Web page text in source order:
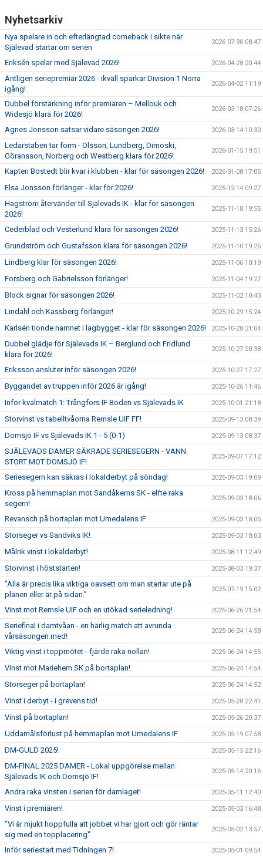
Nyhetsarkiv
Nya spelare in och efterlängtad comeback i sikte när
Själevad startar om serien
2026-07-30 08:47
Eriksén spelar med Själevad 2026! 2026-04-28 20:44
Äntligen seriepremiär 2026 - ikväll sparkar Division 1 Norra
igång!
2026-04-02 11:19
Dubbel förstärkning inför premiären – Mellouk och
Widesjö klara för 2026!
2026-03-18 07:26
Agnes Jonsson satsar vidare säsongen 2026! 2026-03-14 10:30
Ledarstaben tar form - Olsson, Lundberg, Dimoski,
Göransson, Norberg och Westberg klara för 2026!
2026-01-15 19:51
Kapten Bostedt blir kvar i klubben - klar för säsongen 2026! 2026-01-08 17:05
Elsa Jonsson förlänger - klar för 2026! 2025-12-14 09:27
Hagström återvänder till Själevads IK - klar för säsongen
2026!
2025-11-18 19:55
Cederblad och Vesterlund klara för säsongen 2026! 2025-11-13 15:26
Grundström och Gustafsson klara för säsongen 2026! 2025-11-10 19:25
Lindberg klar för säsongen 2026! 2025-11-06 10:19
Forsberg och Gabrielsson förlänger! 2025-11-04 19:27
Block signar för säsongen 2026! 2025-11-02 10:43
Lindahl och Kassberg förlänger! 2025-10-29 15:24
Karlsén tionde namnet i lagbygget - klar för säsongen 2026! 2025-10-28 21:04
Dubbel glädje för Själevads IK – Berglund och Fridlund
klara för 2026!
2025-10-27 20:38
Eriksson ansluter inför säsongen 2026! 2025-10-27 17:27
Byggandet av truppen inför 2026 är igång! 2025-10-26 11:46
Inför kvalmatch 1: Trångfors IF Boden vs Själevads IK 2025-10-01 21:18
Storvinst vs tabelltvåorna Remsle UIF FF! 2025-09-13 08:39
Domsjö IF vs Själevads IK 1 - 5 (0-1) 2025-09-13 08:37
SJÄLEVADS DAMER SÄKRADE SERIESEGERN - VANN
STORT MOT DOMSJÖ IF!
2025-09-07 17:12
Seriesegern kan säkras i lokalderbyt på söndag! 2025-09-03 19:09
Kross på hemmaplan mot Sandåkerns SK - elfte raka
segern!
2025-09-03 18:06
Revansch på bortaplan mot Umedalens IF 2025-09-03 18:05
Storseger vs Sandviks IK! 2025-09-03 18:03
Målrik vinst i lokalderbyt! 2025-08-11 12:49
Storvinst i höststarten! 2025-08-03 19:37
”Alla är precis lika viktiga oavsett om man startar ute på
planen eller är på sidan.”
2025-07-19 15:02
Vinst mot Remsle UIF och en utökad serieledning! 2025-06-26 21:54
Seriefinal i damtvåan - en härlig match att avrunda
vårsäsongen med!
2025-06-24 14:58
Viktig vinst i toppmötet - fjärde raka nollan! 2025-06-24 14:55
Vinst mot Mariehem SK på bortaplan! 2025-06-24 14:54
Storseger på bortaplan! 2025-06-24 14:52
Vinst i derbyt - i grevens tid! 2025-05-28 22:41
Vinst på bortaplan! 2025-05-26 20:37
Uddamålsförlust på hemmaplan mot Umedalens IF 2025-05-19 07:58
DM-GULD 2025! 2025-05-15 22:16
DM-FINAL 2025 DAMER - Lokal uppgörelse mellan
Själevads IK och Domsjö IF!
2025-05-14 20:16
Andra raka vinsten i serien för damlaget! 2025-05-11 12:40
Vinst i premiären! 2025-05-03 16:48
"Vi är mjukt hoppfulla att jobbet vi har gjort och gör räntar
sig med en topplacering"
2025-05-02 13:57
Inför seriestart med Tidningen 7! 2025-05-01 09:54